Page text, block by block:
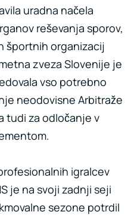
uradna načela
reševanja sporov,
športnih organizacij
zveza Slovenije je
vso potrebno
neodovisne Arbitraže
tudi za odločanje v
igralcev
je na svoji zadnji seji
sezone potrdil